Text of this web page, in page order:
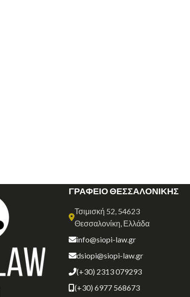
ΓΡΑΦΕΙΟ ΘΕΣΣΑΛΟΝΙΚΗΣ
Τσιμισκή 52, 54623
Θεσσαλονίκη, Ελλάδα
info@siopi-law.gr
dsiopi@siopi-law.gr
(+30) 2313 079293
(+30) 6977 568673